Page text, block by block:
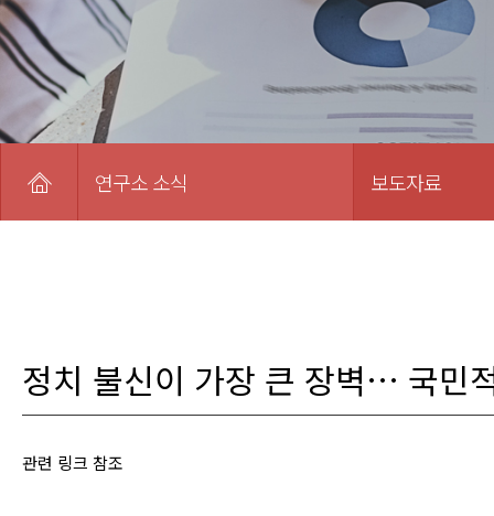
연구소 소식 보도자료
정치 불신이 가장 큰 장벽… 국민
관련 링크 참조